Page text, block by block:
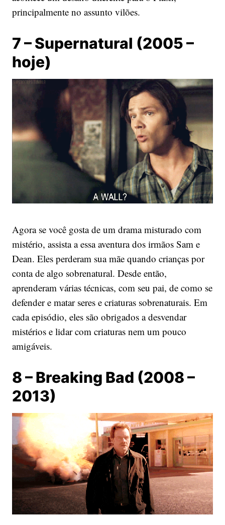
principalmente no assunto vilões.
7 – Supernatural (2005 –
hoje)
Agora se você gosta de um drama misturado com
mistério, assista a essa aventura dos irmãos Sam e
Dean. Eles perderam sua mãe quando crianças por
conta de algo sobrenatural. Desde então,
aprenderam várias técnicas, com seu pai, de como se
defender e matar seres e criaturas sobrenaturais. Em
cada episódio, eles são obrigados a desvendar
mistérios e lidar com criaturas nem um pouco
amigáveis.
8 – Breaking Bad (2008 –
2013)